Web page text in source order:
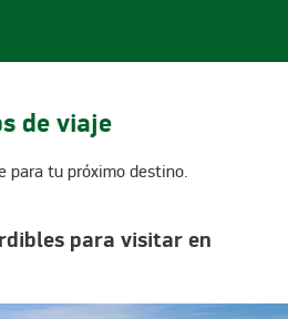
de viaje
para tu próximo destino.
para visitar en